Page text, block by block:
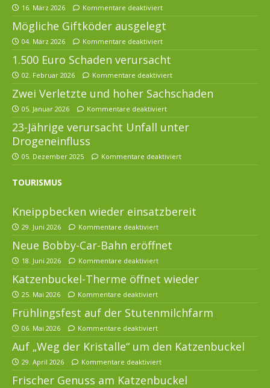
16. März 2026 Kommentare deaktiviert
Mögliche Giftköder ausgelegt
04. März 2026 Kommentare deaktiviert
1.500 Euro Schaden verursacht
02. Februar 2026 Kommentare deaktiviert
Zwei Verletzte und hoher Sachschaden
05. Januar 2026 Kommentare deaktiviert
23-Jährige verursacht Unfall unter
Drogeneinfluss
05. Dezember 2025 Kommentare deaktiviert
TOURISMUS
Kneippbecken wieder einsatzbereit
29. Juni 2026 Kommentare deaktiviert
Neue Bobby-Car-Bahn eröffnet
18. Juni 2026 Kommentare deaktiviert
Katzenbuckel-Therme öffnet wieder
25. Mai 2026 Kommentare deaktiviert
Frühlingsfest auf der Stutenmilchfarm
06. Mai 2026 Kommentare deaktiviert
Auf „Weg der Kristalle“ um den Katzenbuckel
29. April 2026 Kommentare deaktiviert
Frischer Genuss am Katzenbuckel